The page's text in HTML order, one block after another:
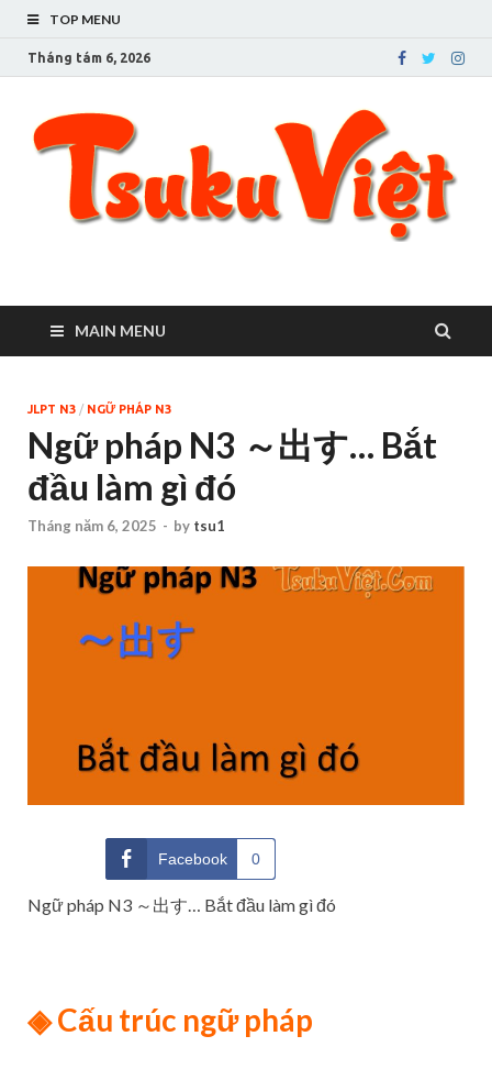
TOP MENU
Tháng tám 6, 2026
Tsuku Việt – Cuộc sống
ở thành phố Tsukuba
MAIN MENU
JLPT N3 / NGỮ PHÁP N3
Ngữ pháp N3 ～出す… Bắt
đầu làm gì đó
Tháng năm 6, 2025 - by tsu1
Facebook 0
Ngữ pháp N3 ～出す… Bắt đầu làm gì đó
◈Cấu trúc ngữ pháp